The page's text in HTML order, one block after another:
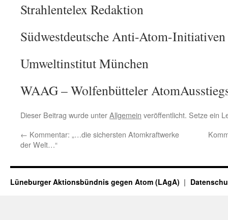
Strahlentelex Redaktion
Südwestdeutsche Anti-Atom-Initiativen
Umweltinstitut München
WAAG – Wolfenbütteler
Dieser Beitrag wurde unterAllgemein veröffentlicht. Setze ein
← Kommentar: „…die sichersten Atomkraftwerke
der Welt…“
Lüneburger Aktionsbündnis gegen Atom (LAgA)